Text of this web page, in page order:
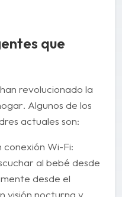
que
revolucionado la
Algunos de los
actuales son:
Wi-Fi:
al bebé desde
desde el
visión nocturna y